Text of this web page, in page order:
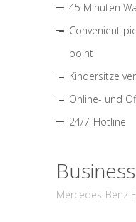
45 Minuten
Convenient
point
Kindersitze
Online- und
24/7-Hotline
Mercedes-Benz